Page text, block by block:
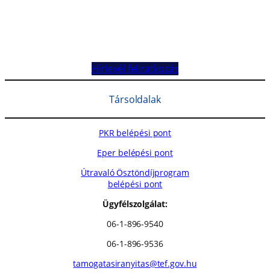
Hírlevél feliratkozás
Társoldalak
PKR belépési pont
Eper belépési pont
Útravaló Ösztöndíjprogram
belépési pont
Ügyfélszolgálat:
06-1-896-9540
06-1-896-9536
tamogatasiranyitas@tef.gov.hu